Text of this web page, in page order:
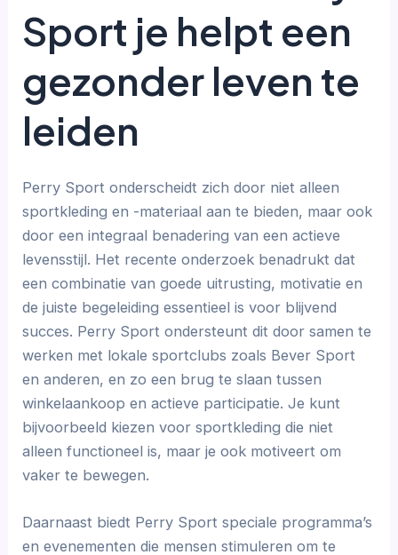
Sport je helpt een
gezonder leven te
leiden
Perry Sport onderscheidt zich door niet alleen
sportkleding en -materiaal aan te bieden, maar ook
door een integraal benadering van een actieve
levensstijl. Het recente onderzoek benadrukt dat
een combinatie van goede uitrusting, motivatie en
de juiste begeleiding essentieel is voor blijvend
succes. Perry Sport ondersteunt dit door samen te
werken met lokale sportclubs zoals Bever Sport
en anderen, en zo een brug te slaan tussen
winkelaankoop en actieve participatie. Je kunt
bijvoorbeeld kiezen voor sportkleding die niet
alleen functioneel is, maar je ook motiveert om
vaker te bewegen.
Daarnaast biedt Perry Sport speciale programma’s
en evenementen die mensen stimuleren om te